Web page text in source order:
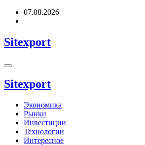
Перейти07.08.2026
Sitexport
Sitexport
Экономика
Рынки
Инвестиции
Технологии
Интересное